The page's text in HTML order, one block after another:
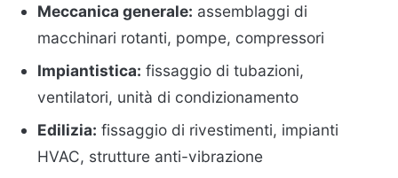
Meccanica generale: assemblaggi di
macchinari rotanti, pompe, compressori
Impiantistica: fissaggio di tubazioni,
ventilatori, unità di condizionamento
Edilizia: fissaggio di rivestimenti, impianti
HVAC, strutture anti-vibrazione